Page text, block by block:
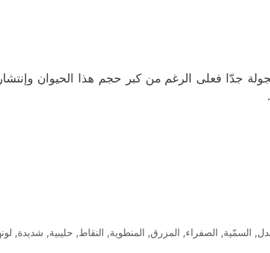
جدّا فعلى الرغم من كبر حجم هذا الحيوان
, السمّية, الصفراء, المزرق, المنطوية, النقاط, حليبية, شديدة,